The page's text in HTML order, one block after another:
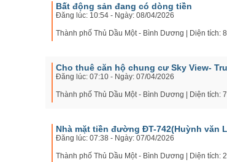
Bất động sản đang có dòng tiền
Đăng lúc: 10:54 - Ngày: 08/04/2026
Thành phố Thủ Dầu Một - Bình Dương | Diện tích:
Cho thuê căn hộ chung cư Sky View-
Đăng lúc: 07:10 - Ngày: 07/04/2026
Thành phố Thủ Dầu Một - Bình Dương | Diện tích:
Nhà mặt tiền đường ĐT-742(Huỳnh
Đăng lúc: 07:38 - Ngày: 07/04/2026
Thành phố Thủ Dầu Một - Bình Dương | Diện tích: